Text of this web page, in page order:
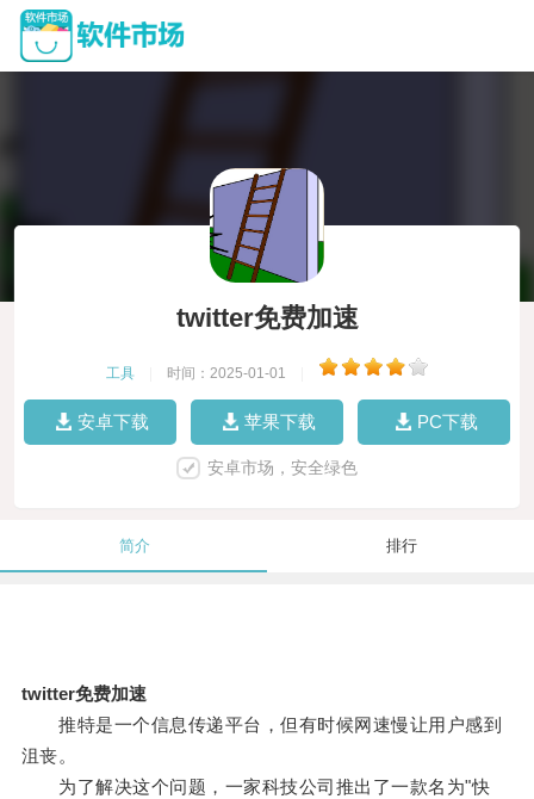
twitter免费加速
工具 时间：2025-01-01
安卓下载 苹果下载 PC下载
安卓市场，安全绿色
简介 排行
twitter免费加速
推特是一个信息传递平台，但有时候网速慢让用户感到
沮丧。
为了解决这个问题，一家科技公司推出了一款名为"快